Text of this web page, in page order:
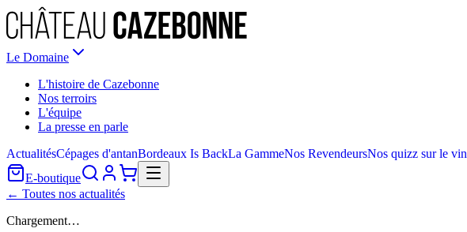
Le Domaine
L'histoire de Cazebonne
Nos terroirs
L'équipe
La presse en parle
ActualitésCépages d'antanBordeaux Is BackLa GammeNos RevendeursNos quizz sur le vin
E-boutique
← Toutes nos actualités
Chargement…